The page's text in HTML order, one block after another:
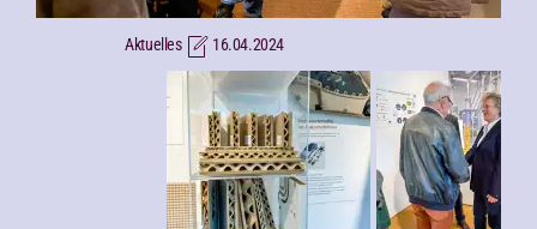
Aktuelles 16.04.2024